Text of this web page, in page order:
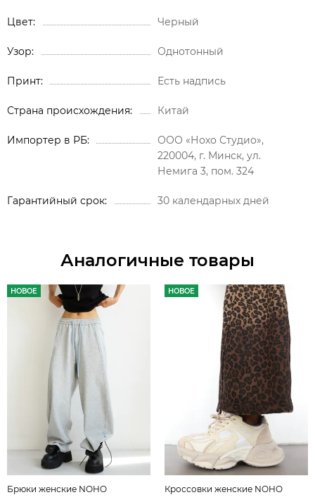
Цвет Черный
Узор Однотонный
Принт Есть надпись
Страна происхождения Китай
Импортер в РБ
ООО «Нохо Студио»,
220004, г. Минск, ул.
Немига 3, пом. 324
Гарантийный срок 30 календарных дней
Аналогичные товары
НОВОЕ
Брюки женские NOHO
НОВОЕ
Кроссовки женские NOHO